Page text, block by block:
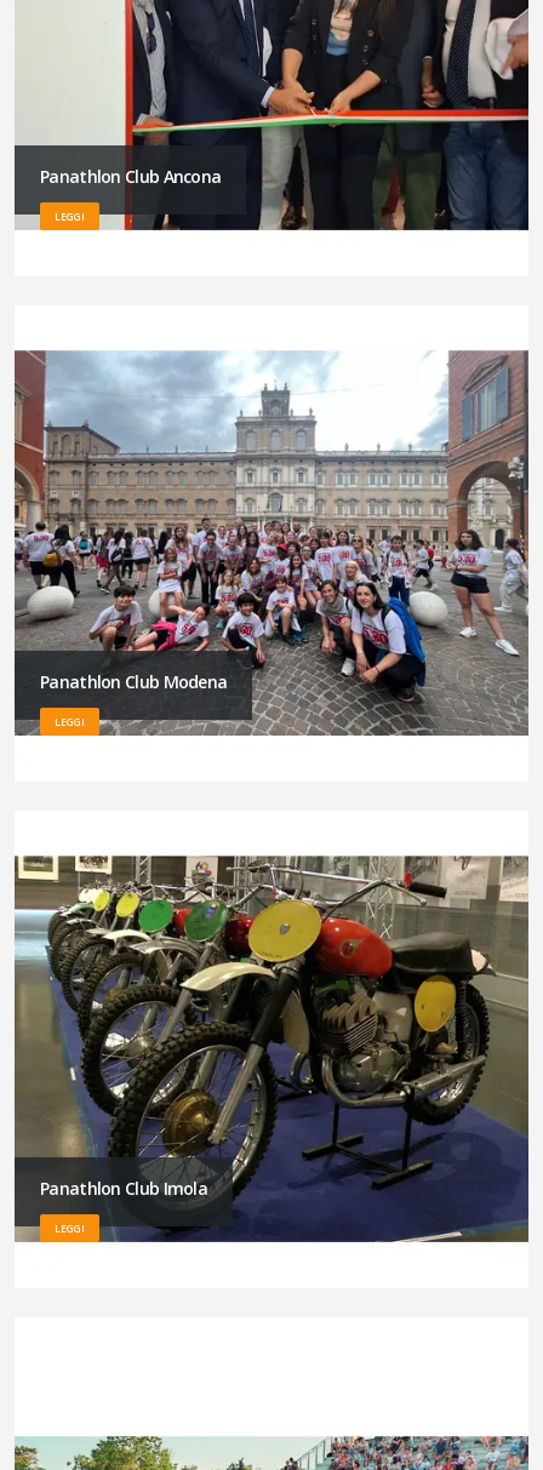
Panathlon Club Ancona
LEGGI
Panathlon Club Modena
LEGGI
Panathlon Club Imola
LEGGI